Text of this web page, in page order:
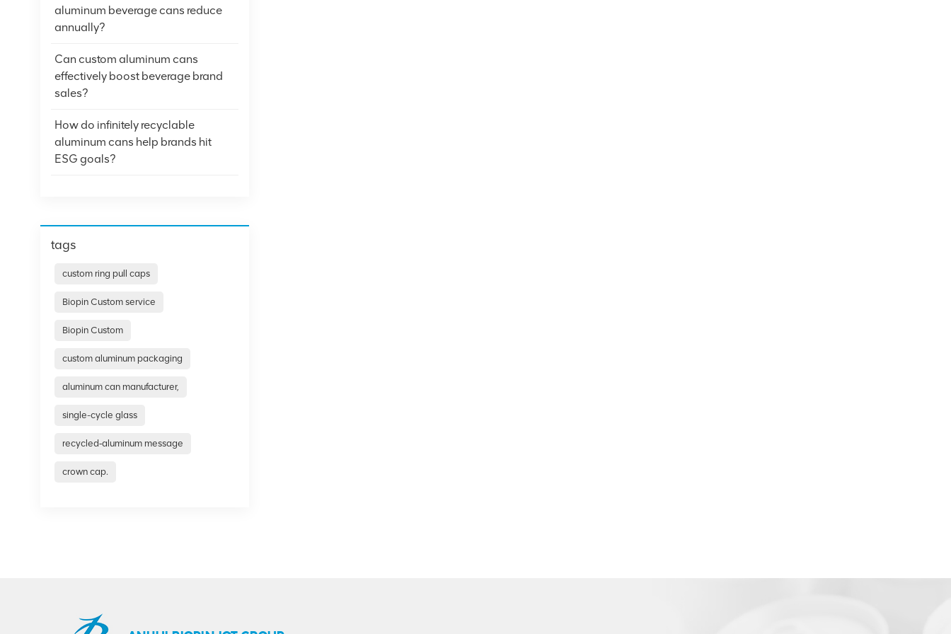
aluminum beverage cans reduce
annually?
Can custom aluminum cans
effectively boost beverage brand
sales?
How do infinitely recyclable
aluminum cans help brands hit
ESG goals?
tags
custom ring pull caps
Biopin Custom service
Biopin Custom
custom aluminum packaging
aluminum can manufacturer,
single-cycle glass
recycled‑aluminum message
crown cap.